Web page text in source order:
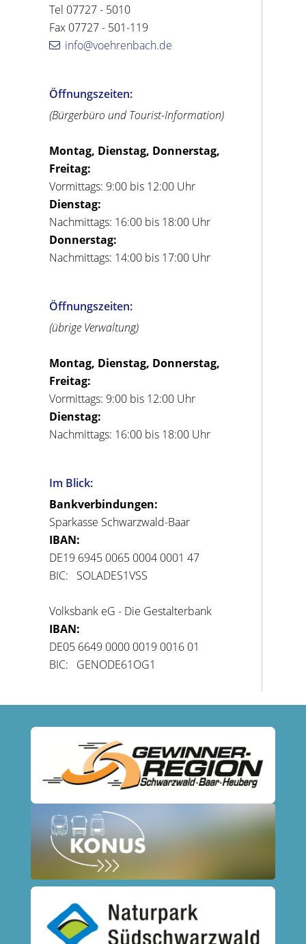
Tel 07727 - 5010
Fax 07727 - 501-119
info@voehrenbach.de
Öffnungszeiten:
(Bürgerbüro und Tourist-Information)
Montag, Dienstag, Donnerstag,
Freitag:
Vormittags: 9:00 bis 12:00 Uhr
Dienstag:
Nachmittags: 16:00 bis 18:00 Uhr
Donnerstag:
Nachmittags: 14:00 bis 17:00 Uhr
Öffnungszeiten:
(übrige Verwaltung)
Montag, Dienstag, Donnerstag,
Freitag:
Vormittags: 9:00 bis 12:00 Uhr
Dienstag:
Nachmittags: 16:00 bis 18:00 Uhr
Im Blick:
Bankverbindungen:
Sparkasse Schwarzwald-Baar
IBAN:
DE19 6945 0065 0004 0001 47
BIC: SOLADES1VSS
Volksbank eG - Die Gestalterbank
IBAN:
DE05 6649 0000 0019 0016 01
BIC: GENODE61OG1